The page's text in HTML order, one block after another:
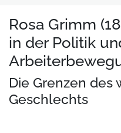
Rosa Grimm
in der Politik
Die Grenzen des
Geschlechts